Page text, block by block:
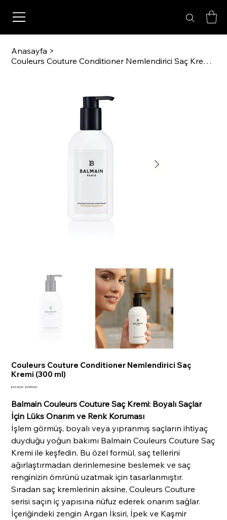
Anasayfa >
Couleurs Couture Conditioner Nemlendirici Saç Kremi (300 ml)
Couleurs Couture Conditioner Nemlendirici Saç
Kremi (300 ml)
Orijinal
₺3.920,00 İndirimli
₺3.599,00
Balmain Couleurs Couture Saç Kremi: Boyalı Saçlar
İçin Lüks Onarım ve Renk Koruması
İşlem görmüş, boyalı veya yıpranmış saçların ihtiyaç
duyduğu yoğun bakımı Balmain Couleurs Couture Saç
Kremi ile keşfedin. Bu özel formül, saç tellerini
ağırlaştırmadan derinlemesine beslemek ve saç
renginizin ömrünü uzatmak için tasarlanmıştır.
Sıradan saç kremlerinin aksine, Couleurs Couture
serisi saçın iç yapısına nüfuz ederek onarım sağlar.
İçeriğindeki zengin Argan İksiri, İpek ve Kaşmir